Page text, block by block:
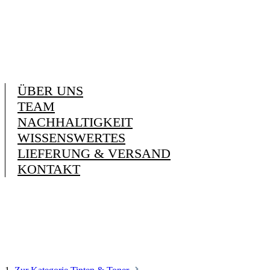
ÜBER UNS
TEAM
NACHHALTIGKEIT
WISSENSWERTES
LIEFERUNG & VERSAND
KONTAKT